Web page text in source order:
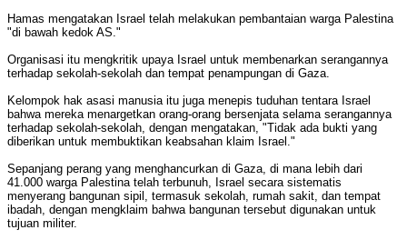
Hamas mengatakan Israel telah melakukan pembantaian warga Palestina
"di bawah kedok AS."
Organisasi itu mengkritik upaya Israel untuk membenarkan serangannya
terhadap sekolah-sekolah dan tempat penampungan di Gaza.
Kelompok hak asasi manusia itu juga menepis tuduhan tentara Israel
bahwa mereka menargetkan orang-orang bersenjata selama serangannya
terhadap sekolah-sekolah, dengan mengatakan, "Tidak ada bukti yang
diberikan untuk membuktikan keabsahan klaim Israel."
Sepanjang perang yang menghancurkan di Gaza, di mana lebih dari
41.000 warga Palestina telah terbunuh, Israel secara sistematis
menyerang bangunan sipil, termasuk sekolah, rumah sakit, dan tempat
ibadah, dengan mengklaim bahwa bangunan tersebut digunakan untuk
tujuan militer.